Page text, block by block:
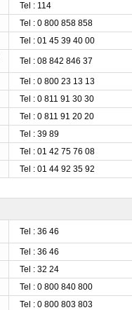
Tel : 114
Tel : 0 800 858 858
Tel : 01 45 39 40 00
Tel : 08 842 846 37
Tel : 0 800 23 13 13
Tel : 0 811 91 30 30
Tel : 0 811 91 20 20
Tel : 39 89
Tel : 01 42 75 76 08
Tel : 01 44 92 35 92
Tel : 36 46
Tel : 36 46
Tel : 32 24
Tel : 0 800 840 800
Tel : 0 800 803 803